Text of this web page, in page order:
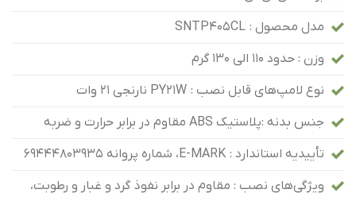
مدل محصول : SNTP405CL
وزن : حدود 110 الی 130 گرم
نوع لامپ‌های قابل نصب : PY21W نارنجی ۲۱ وات
جنس بدنه :پلاستیک ABS مقاوم در برابر حرارت و ضربه
تأییدیه استاندارد : E‑MARK، شماره پروانه 69444803935
ویژگی‌های نصب : مقاوم در برابر نفوذ گرد و غبار و رطوبت،